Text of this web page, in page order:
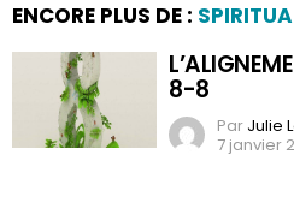
ENCORE PLUS DE :
8-8
Par Julie
7 janvier